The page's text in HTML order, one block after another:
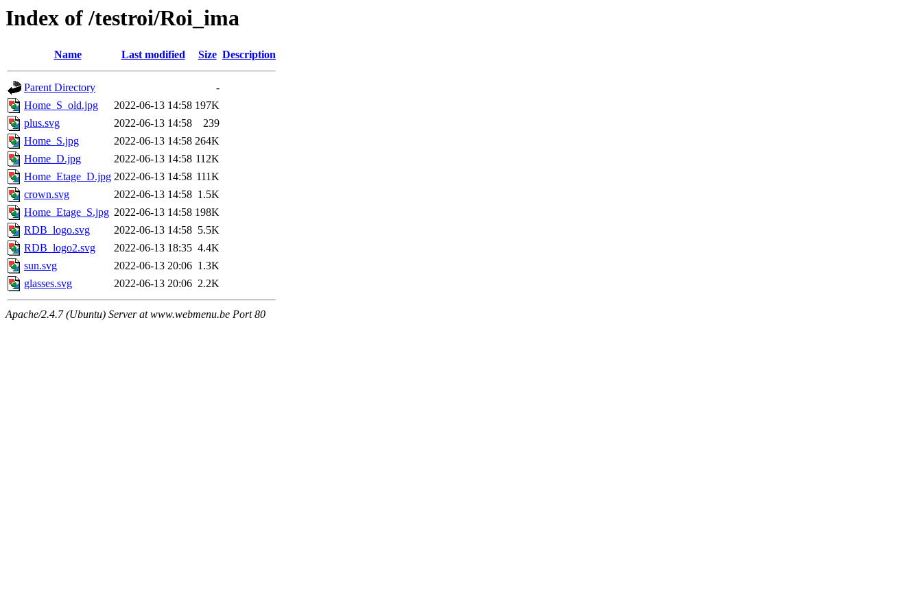
Index of /testroi/Roi_ima
Name Last modified Size Description
Parent Directory
-
Home_S_old.jpg
2022-06-13 14:58 197K
plus.svg
2022-06-13 14:58
239
Home_S.jpg
2022-06-13 14:58 264K
Home_D.jpg
2022-06-13 14:58 112K
Home_Etage_D.jpg 2022-06-13 14:58 111K
crown.svg
2022-06-13 14:58 1.5K
Home_Etage_S.jpg 2022-06-13 14:58 198K
RDB_logo.svg
2022-06-13 14:58 5.5K
RDB_logo2.svg
2022-06-13 18:35 4.4K
sun.svg
2022-06-13 20:06 1.3K
glasses.svg
2022-06-13 20:06 2.2K
Apache/2.4.7 (Ubuntu) Server at www.webmenu.be Port 80